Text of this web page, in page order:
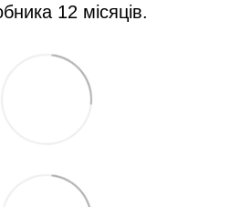
12 місяців.